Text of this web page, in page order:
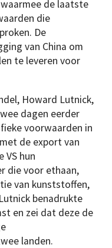
de laatste
die
De
van China om
te leveren voor
Howard Lutnick,
dagen eerder
voorwaarden in
de export van
VS hun
die voor ethaan,
van kunststoffen,
benadrukte
en zei dat deze de
landen.